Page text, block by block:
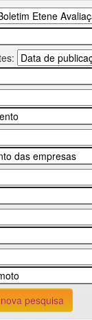
pesquisa